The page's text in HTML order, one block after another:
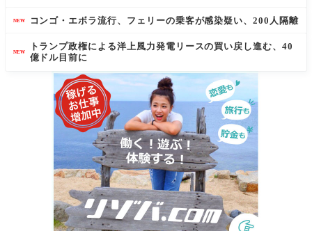
NEW コンゴ・エボラ流行、フェリーの乗客が感染疑い、200人隔離
NEW
トランプ政権による洋上風力発電リースの買い戻し進む、40
億ドル目前に